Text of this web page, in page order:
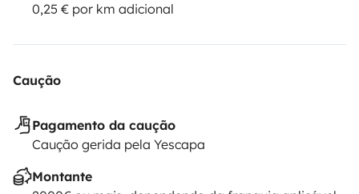
0,25 € por km adicional
Caução
Pagamento da caução
Caução gerida pela Yescapa
Montante